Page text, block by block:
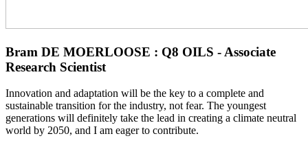
Bram DE MOERLOOSE : Q8 OILS - Associate
Research Scientist
Innovation and adaptation will be the key to a complete and
sustainable transition for the industry, not fear. The youngest
generations will definitely take the lead in creating a climate neutral
world by 2050, and I am eager to contribute.